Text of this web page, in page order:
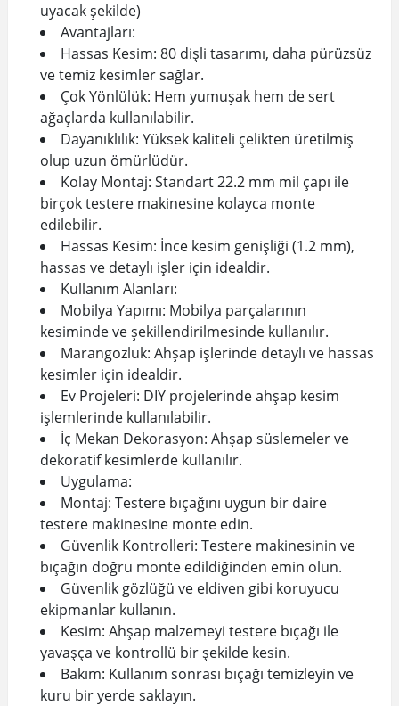
uyacak şekilde)
Avantajları:
Hassas Kesim: 80 dişli tasarımı, daha pürüzsüz
ve temiz kesimler sağlar.
Çok Yönlülük: Hem yumuşak hem de sert
ağaçlarda kullanılabilir.
Dayanıklılık: Yüksek kaliteli çelikten üretilmiş
olup uzun ömürlüdür.
Kolay Montaj: Standart 22.2 mm mil çapı ile
birçok testere makinesine kolayca monte
edilebilir.
Hassas Kesim: İnce kesim genişliği (1.2 mm),
hassas ve detaylı işler için idealdir.
Kullanım Alanları:
Mobilya Yapımı: Mobilya parçalarının
kesiminde ve şekillendirilmesinde kullanılır.
Marangozluk: Ahşap işlerinde detaylı ve hassas
kesimler için idealdir.
Ev Projeleri: DIY projelerinde ahşap kesim
işlemlerinde kullanılabilir.
İç Mekan Dekorasyon: Ahşap süslemeler ve
dekoratif kesimlerde kullanılır.
Uygulama:
Montaj: Testere bıçağını uygun bir daire
testere makinesine monte edin.
Güvenlik Kontrolleri: Testere makinesinin ve
bıçağın doğru monte edildiğinden emin olun.
Güvenlik gözlüğü ve eldiven gibi koruyucu
ekipmanlar kullanın.
Kesim: Ahşap malzemeyi testere bıçağı ile
yavaşça ve kontrollü bir şekilde kesin.
Bakım: Kullanım sonrası bıçağı temizleyin ve
kuru bir yerde saklayın.